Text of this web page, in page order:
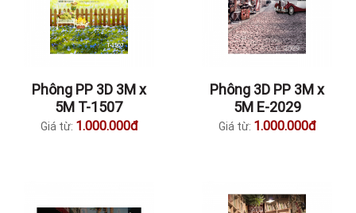
Phông PP 3D 3M x
5M T-1507
Giá từ: 1.000.000đ
Phông 3D PP 3M x
5M E-2029
Giá từ: 1.000.000đ